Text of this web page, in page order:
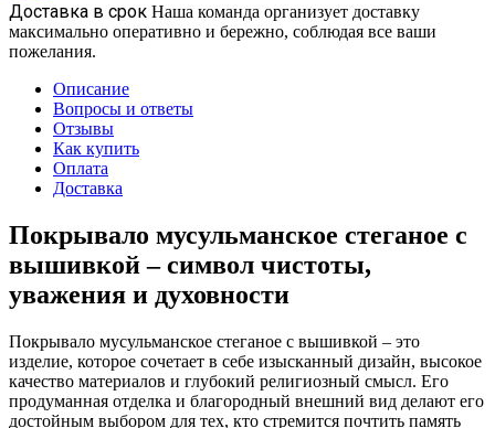
Доставка в срок Наша команда организует доставку
максимально оперативно и бережно, соблюдая все ваши
пожелания.
Описание
Вопросы и ответы
Отзывы
Как купить
Оплата
Доставка
Покрывало мусульманское стеганое с
вышивкой – символ чистоты,
уважения и духовности
Покрывало мусульманское стеганое с вышивкой – это
изделие, которое сочетает в себе изысканный дизайн, высокое
качество материалов и глубокий религиозный смысл. Его
продуманная отделка и благородный внешний вид делают его
достойным выбором для тех, кто стремится почтить память